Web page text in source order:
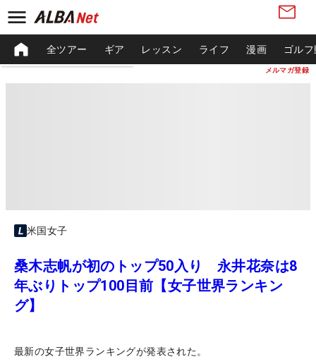
メルマガ登録
全ツアー ギア レッスン ライフ 漫画 ゴル
米国女子
桑木志帆が初のトップ50入り 永井花奈は8
年ぶりトップ100目前【女子世界ランキン
グ】
最新の女子世界ランキングが発表された。